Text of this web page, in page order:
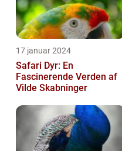
17 januar 2024
Safari Dyr: En
Fascinerende Verden af
Vilde Skabninger